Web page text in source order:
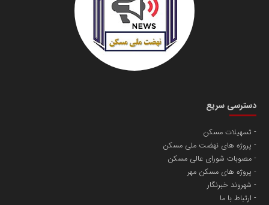
دسترسی سریع
تسهیلات مسکن
پروژه های نهضت ملی مسکن
مصوبات شورای عالی مسکن
پروژه های مسکن مهر
شهروند خبرنگار
ارتباط با ما